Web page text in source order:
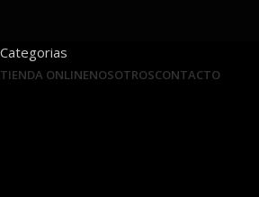
Categorias
TIENDA ONLINENOSOTROSCONTACTO